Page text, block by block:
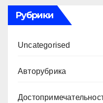
Рубрики
Uncategorised
Авторубрика